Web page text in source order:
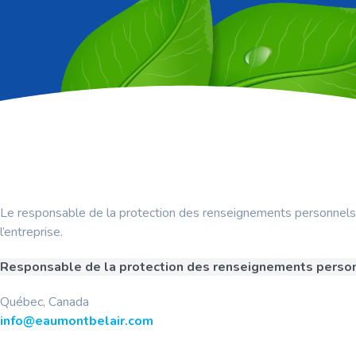
Le responsable de la protection des renseignements
l’entreprise.
Responsable de la protection des renseignements
Québec, Canada
info@eaumontbelair.com